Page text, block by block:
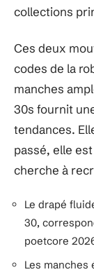
collections
Ces deux
codes de la
manches
30s fournit
tendances.
passé, elle
cherche à
Le drapé
30,
poetcore
Les manches